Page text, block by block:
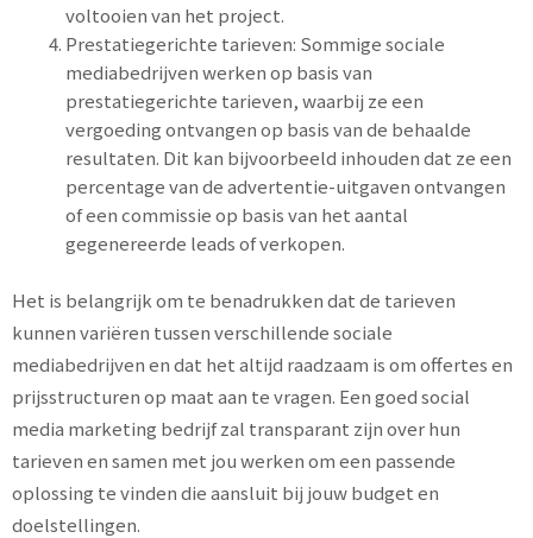
voltooien van het project.
Prestatiegerichte tarieven: Sommige sociale
mediabedrijven werken op basis van
prestatiegerichte tarieven, waarbij ze een
vergoeding ontvangen op basis van de behaalde
resultaten. Dit kan bijvoorbeeld inhouden dat ze een
percentage van de advertentie-uitgaven ontvangen
of een commissie op basis van het aantal
gegenereerde leads of verkopen.
Het is belangrijk om te benadrukken dat de tarieven
kunnen variëren tussen verschillende sociale
mediabedrijven en dat het altijd raadzaam is om offertes en
prijsstructuren op maat aan te vragen. Een goed social
media marketing bedrijf zal transparant zijn over hun
tarieven en samen met jou werken om een passende
oplossing te vinden die aansluit bij jouw budget en
doelstellingen.